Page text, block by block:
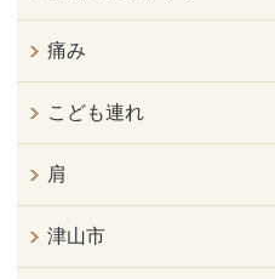
痛み
こども連れ
肩
津山市